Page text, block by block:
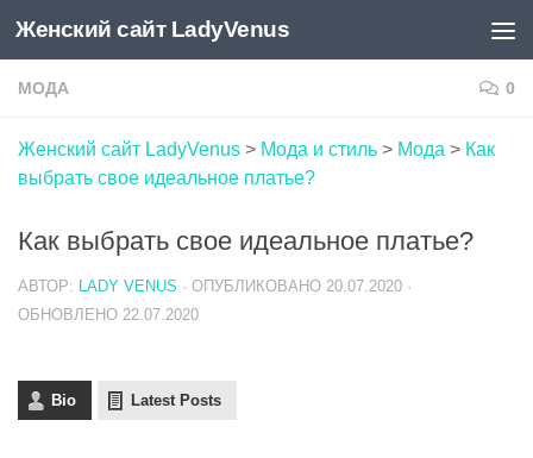
Skip to content
Женский сайт LadyVenus
МОДА 0
Женский сайт LadyVenus > Мода и стиль > Мода > Как
выбрать свое идеальное платье?
Как выбрать свое идеальное платье?
АВТОР: LADY VENUS · ОПУБЛИКОВАНО 20.07.2020 ·
ОБНОВЛЕНО 22.07.2020
Bio Latest Posts